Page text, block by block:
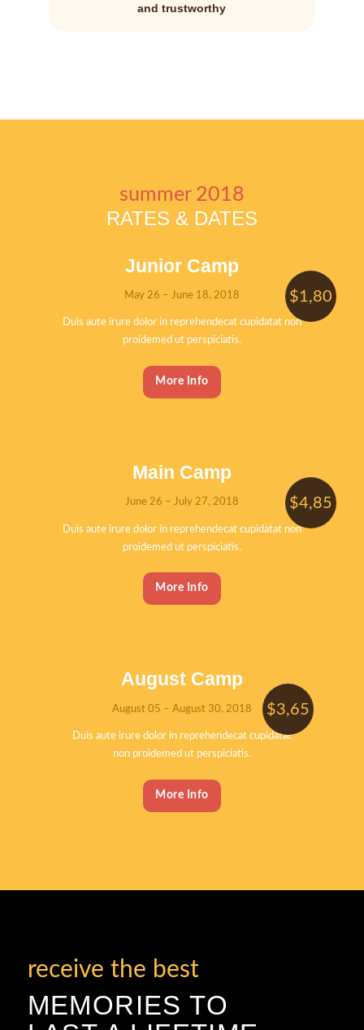
and trustworthy
summer 2018
RATES & DATES
Junior Camp
May 26 – June 18, 2018 $1,80
Duis aute irure dolor in reprehendecat cupidatat non
proidemed ut perspiciatis.
More Info
Main Camp
June 26 – July 27, 2018 $4,85
Duis aute irure dolor in reprehendecat cupidatat non
proidemed ut perspiciatis.
More Info
August Camp
August 05 – August 30, 2018 $3,65
Duis aute irure dolor in reprehendecat cupidatat
non proidemed ut perspiciatis.
More Info
receive the best
MEMORIES TO